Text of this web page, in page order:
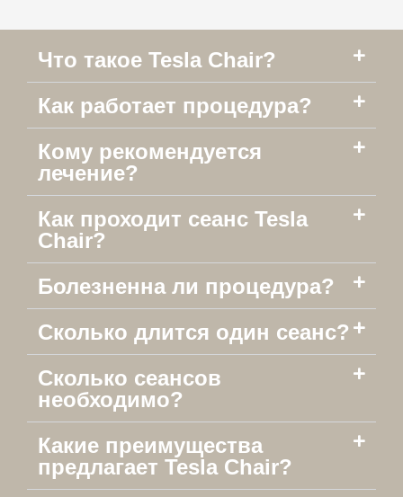
Что такое Tesla Chair?
Как работает процедура?
Кому рекомендуется
лечение?
Как проходит сеанс Tesla
Chair?
Болезненна ли процедура?
Сколько длится один сеанс?
Сколько сеансов
необходимо?
Какие преимущества
предлагает Tesla Chair?